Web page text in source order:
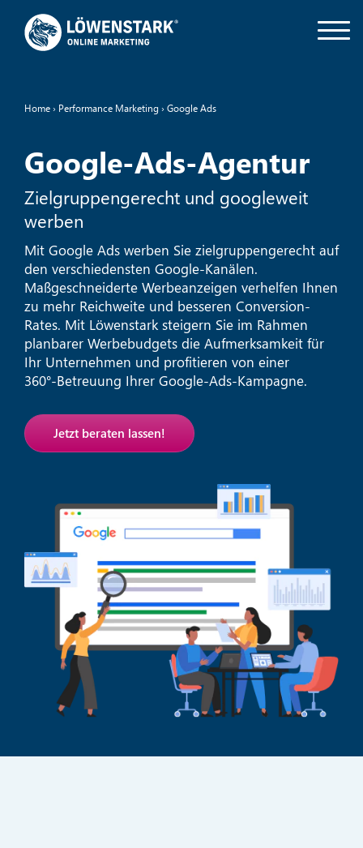
Home› Performance Marketing› Google Ads
Google-Ads-Agentur
Zielgruppengerecht und googleweit
werben
Mit Google Ads werben Sie zielgruppengerecht auf
den verschiedensten Google-Kanälen.
Maßgeschneiderte Werbeanzeigen verhelfen Ihnen
zu mehr Reichweite und besseren Conversion-
Rates. Mit Löwenstark steigern Sie im Rahmen
planbarer Werbebudgets die Aufmerksamkeit für
Ihr Unternehmen und profitieren von einer
360°‑Betreuung Ihrer Google-Ads-Kampagne.
Jetzt beraten lassen!